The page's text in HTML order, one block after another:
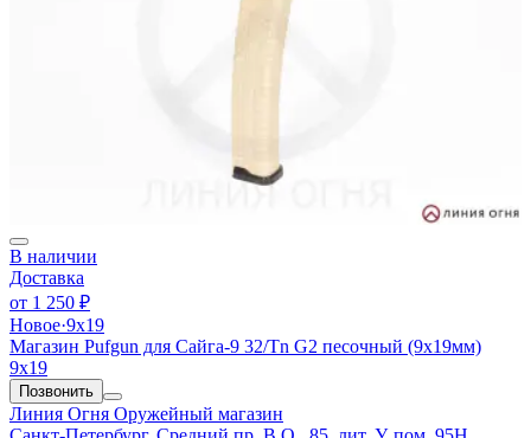
В наличии
Доставка
от 1 250 ₽
Новое·9х19
Магазин Pufgun для Сайга-9 32/Tn G2 песочный (9х19мм)
9х19
Позвонить
Линия Огня Оружейный магазин